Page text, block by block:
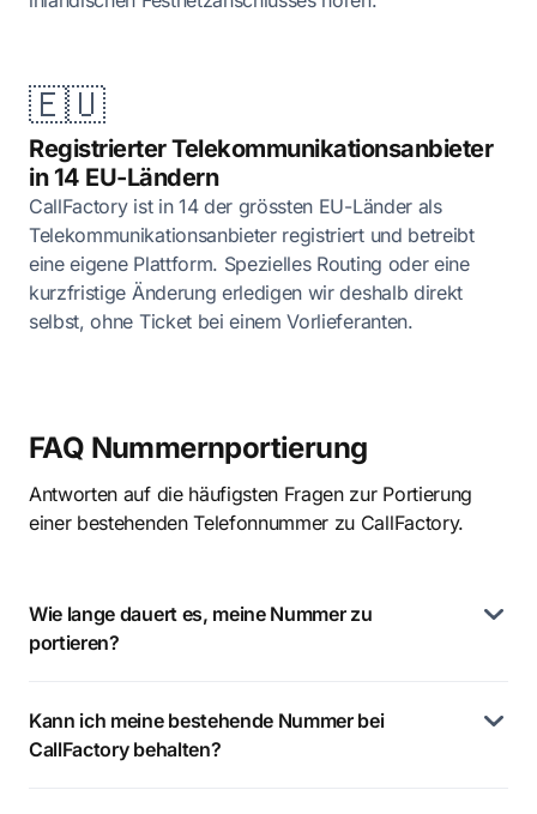
🇪🇺
Registrierter Telekommunikationsanbieter
in 14 EU-Ländern
CallFactory ist in 14 der grössten EU-Länder als
Telekommunikationsanbieter registriert und betreibt
eine eigene Plattform. Spezielles Routing oder eine
kurzfristige Änderung erledigen wir deshalb direkt
selbst, ohne Ticket bei einem Vorlieferanten.
FAQ Nummernportierung
Antworten auf die häufigsten Fragen zur Portierung
einer bestehenden Telefonnummer zu CallFactory.
Wie lange dauert es, meine Nummer zu
portieren?
Kann ich meine bestehende Nummer bei
CallFactory behalten?